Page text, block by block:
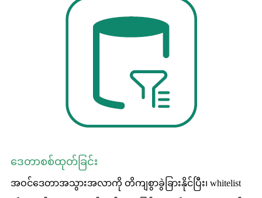
ဒေတာစစ်ထုတ်ခြင်း
အဝင်ဒေတာအသွားအလာကို တိကျစွာခွဲခြားနိုင်ပြီး၊ whitelist